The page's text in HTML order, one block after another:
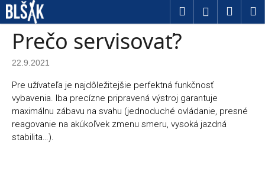
Prejsť na obsah Hľadať
Prečo servisovať?
22.9.2021
Pre užívateľa je najdôležitejšie perfektná funkčnosť
vybavenia. Iba precízne pripravená výstroj garantuje
maximálnu zábavu na svahu (jednoduché ovládanie, presné
reagovanie na akúkoľvek zmenu smeru, vysoká jazdná
stabilita…).
Košík
Č
o
p
o
t